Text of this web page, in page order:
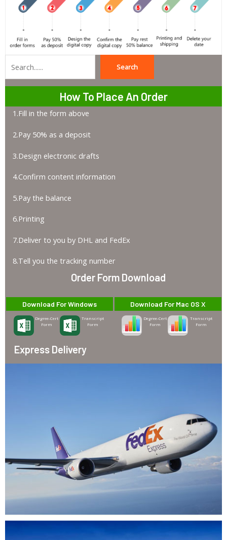
Search
How To Place An Order
1.Fill in the form above
2.Pay 50% as a deposit
3.Design electronic drafts
4.Confirm content information
5.Pay the balance
6.Printing
7.Deliver to you by DHL and FedEx
8.Tell you the tracking number
Order Form Download
Download For Windows
Degree-Cert
Form
Transcript
Form
Download For Mac OS X
Degree-Cert
Form
Transcript
Form
Express Delivery